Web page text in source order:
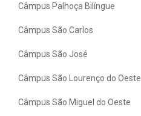
Câmpus Palhoça Bilíngue
Câmpus São Carlos
Câmpus São José
Câmpus São Lourenço do Oeste
Câmpus São Miguel do Oeste